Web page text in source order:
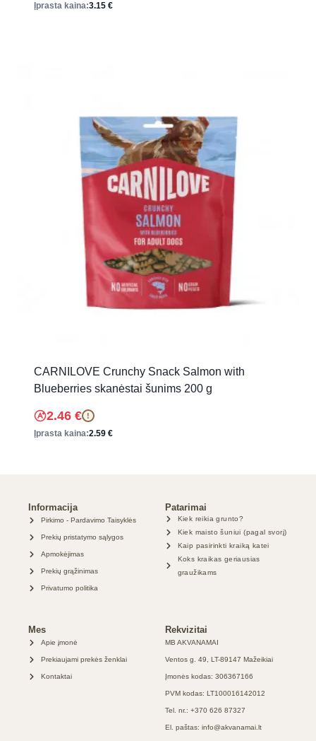
Įprasta kaina:3.15 €
CARNILOVE Crunchy Snack Salmon with
Blueberries skanėstai šunims 200 g
2.46 € !
Įprasta kaina:2.59 €
Informacija
Pirkimo - Pardavimo Taisyklės
Prekių pristatymo sąlygos
Apmokėjimas
Prekių grąžinimas
Privatumo politika
Patarimai
Kiek reikia grunto?
Kiek maisto šuniui (pagal svorį)
Kaip pasirinkti kraiką katei
Koks kraikas geriausias
graužikams
Mes
Apie įmonė
Prekiaujami prekės ženklai
Kontaktai
Rekvizitai
MB AKVANAMAI
Ventos g. 49, LT-89147 Mažeikiai
Įmonės kodas: 306367166
PVM kodas: LT100016142012
Tel. nr.: +370 626 87327
El. paštas: info@akvanamai.lt